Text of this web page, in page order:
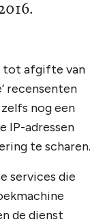
tot afgifte van
recensenten
nog een
IP-adressen
te scharen.
services die
de dienst